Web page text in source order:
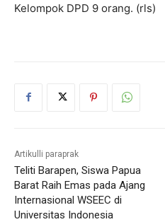
Kelompok DPD 9 orang. (rls)
Artikulli paraprak
Teliti Barapen, Siswa Papua
Barat Raih Emas pada Ajang
Internasional WSEEC di
Universitas Indonesia